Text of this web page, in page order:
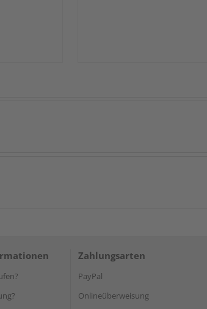
Zahlungsarten
PayPal
Onlineüberweisung